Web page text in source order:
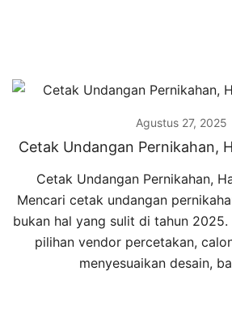
Agustus 27, 2025
Cetak Undangan Pernikahan,
Cetak Undangan Pernikahan,
Mencari cetak undangan
bukan hal yang sulit di tahun 2025.
pilihan vendor percetakan,
menyesuaikan desain,